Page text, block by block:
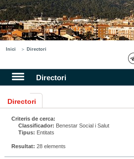
Inici Directori
Directori
Directori
Criteris de cerca:
Classificador: Benestar Social i Salut
Tipus: Entitats
Resultat: 28 elements